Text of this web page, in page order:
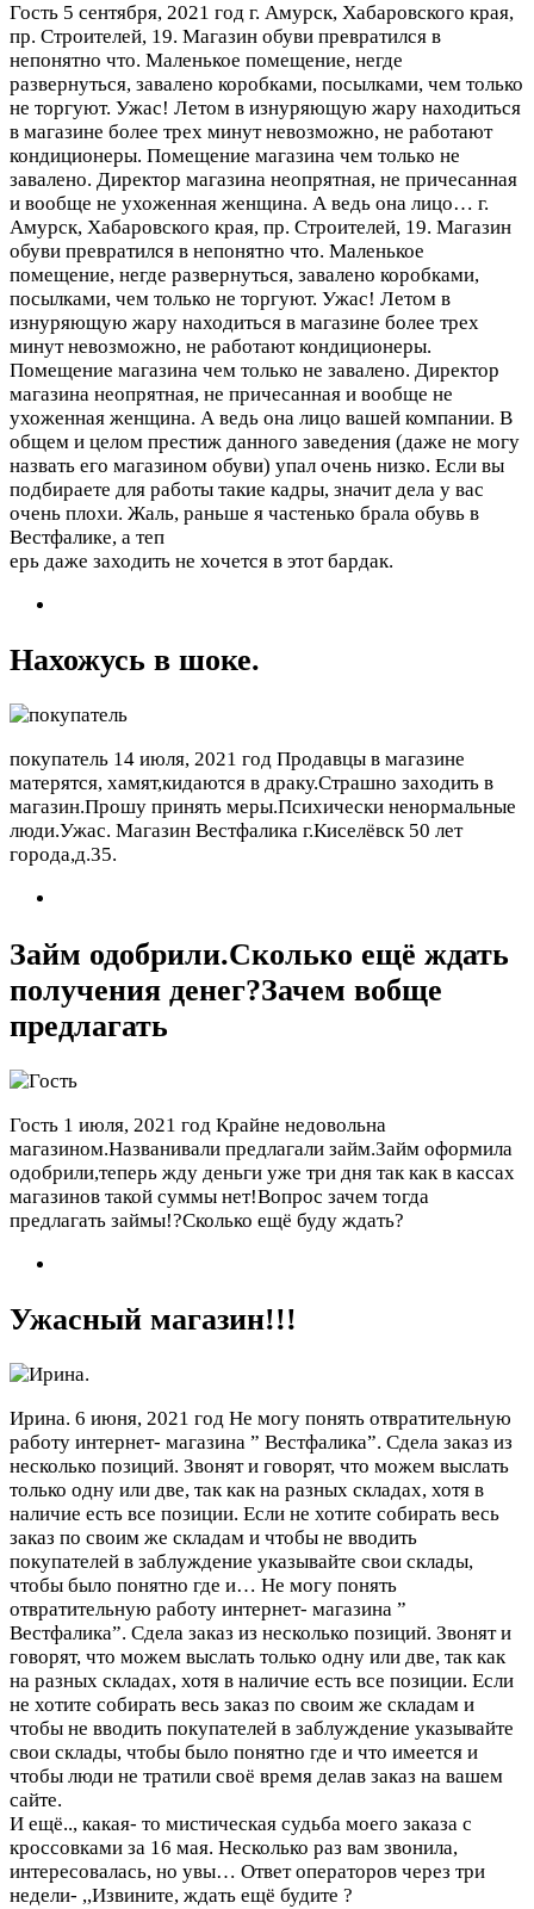
Гость 5 сентября, 2021 год г. Амурск, Хабаровского края,
пр. Строителей, 19. Магазин обуви превратился в
непонятно что. Маленькое помещение, негде
развернуться, завалено коробками, посылками, чем только
не торгуют. Ужас! Летом в изнуряющую жару находиться
в магазине более трех минут невозможно, не работают
кондиционеры. Помещение магазина чем только не
завалено. Директор магазина неопрятная, не причесанная
и вообще не ухоженная женщина. А ведь она лицо… г.
Амурск, Хабаровского края, пр. Строителей, 19. Магазин
обуви превратился в непонятно что. Маленькое
помещение, негде развернуться, завалено коробками,
посылками, чем только не торгуют. Ужас! Летом в
изнуряющую жару находиться в магазине более трех
минут невозможно, не работают кондиционеры.
Помещение магазина чем только не завалено. Директор
магазина неопрятная, не причесанная и вообще не
ухоженная женщина. А ведь она лицо вашей компании. В
общем и целом престиж данного заведения (даже не могу
назвать его магазином обуви) упал очень низко. Если вы
подбираете для работы такие кадры, значит дела у вас
очень плохи. Жаль, раньше я частенько брала обувь в
Вестфалике, а теп
ерь даже заходить не хочется в этот бардак.
Нахожусь в шоке.
покупатель 14 июля, 2021 год Продавцы в магазине
матерятся, хамят,кидаются в драку.Страшно заходить в
магазин.Прошу принять меры.Психически ненормальные
люди.Ужас. Магазин Вестфалика г.Киселёвск 50 лет
города,д.35.
Займ одобрили.Сколько ещё ждать
получения денег?Зачем вобще
предлагать
Гость 1 июля, 2021 год Крайне недовольна
магазином.Названивали предлагали займ.Займ оформила
одобрили,теперь жду деньги уже три дня так как в кассах
магазинов такой суммы нет!Вопрос зачем тогда
предлагать займы!?Сколько ещё буду ждать?
Ужасный магазин!!!
Ирина. 6 июня, 2021 год Не могу понять отвратительную
работу интернет- магазина ” Вестфалика”. Сдела заказ из
несколько позиций. Звонят и говорят, что можем выслать
только одну или две, так как на разных складах, хотя в
наличие есть все позиции. Если не хотите собирать весь
заказ по своим же складам и чтобы не вводить
покупателей в заблуждение указывайте свои склады,
чтобы было понятно где и… Не могу понять
отвратительную работу интернет- магазина ”
Вестфалика”. Сдела заказ из несколько позиций. Звонят и
говорят, что можем выслать только одну или две, так как
на разных складах, хотя в наличие есть все позиции. Если
не хотите собирать весь заказ по своим же складам и
чтобы не вводить покупателей в заблуждение указывайте
свои склады, чтобы было понятно где и что имеется и
чтобы люди не тратили своё время делав заказ на вашем
сайте.
И ещё.., какая- то мистическая судьба моего заказа с
кроссовками за 16 мая. Несколько раз вам звонила,
интересовалась, но увы… Ответ операторов через три
недели- ,,Извините, ждать ещё будите ?